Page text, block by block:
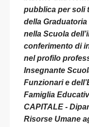
pubblica per soli
della
nella Scuola
conferimento di
nel profilo
Insegnante
Funzionari e
Famiglia
CAPITALE -
Risorse Umane